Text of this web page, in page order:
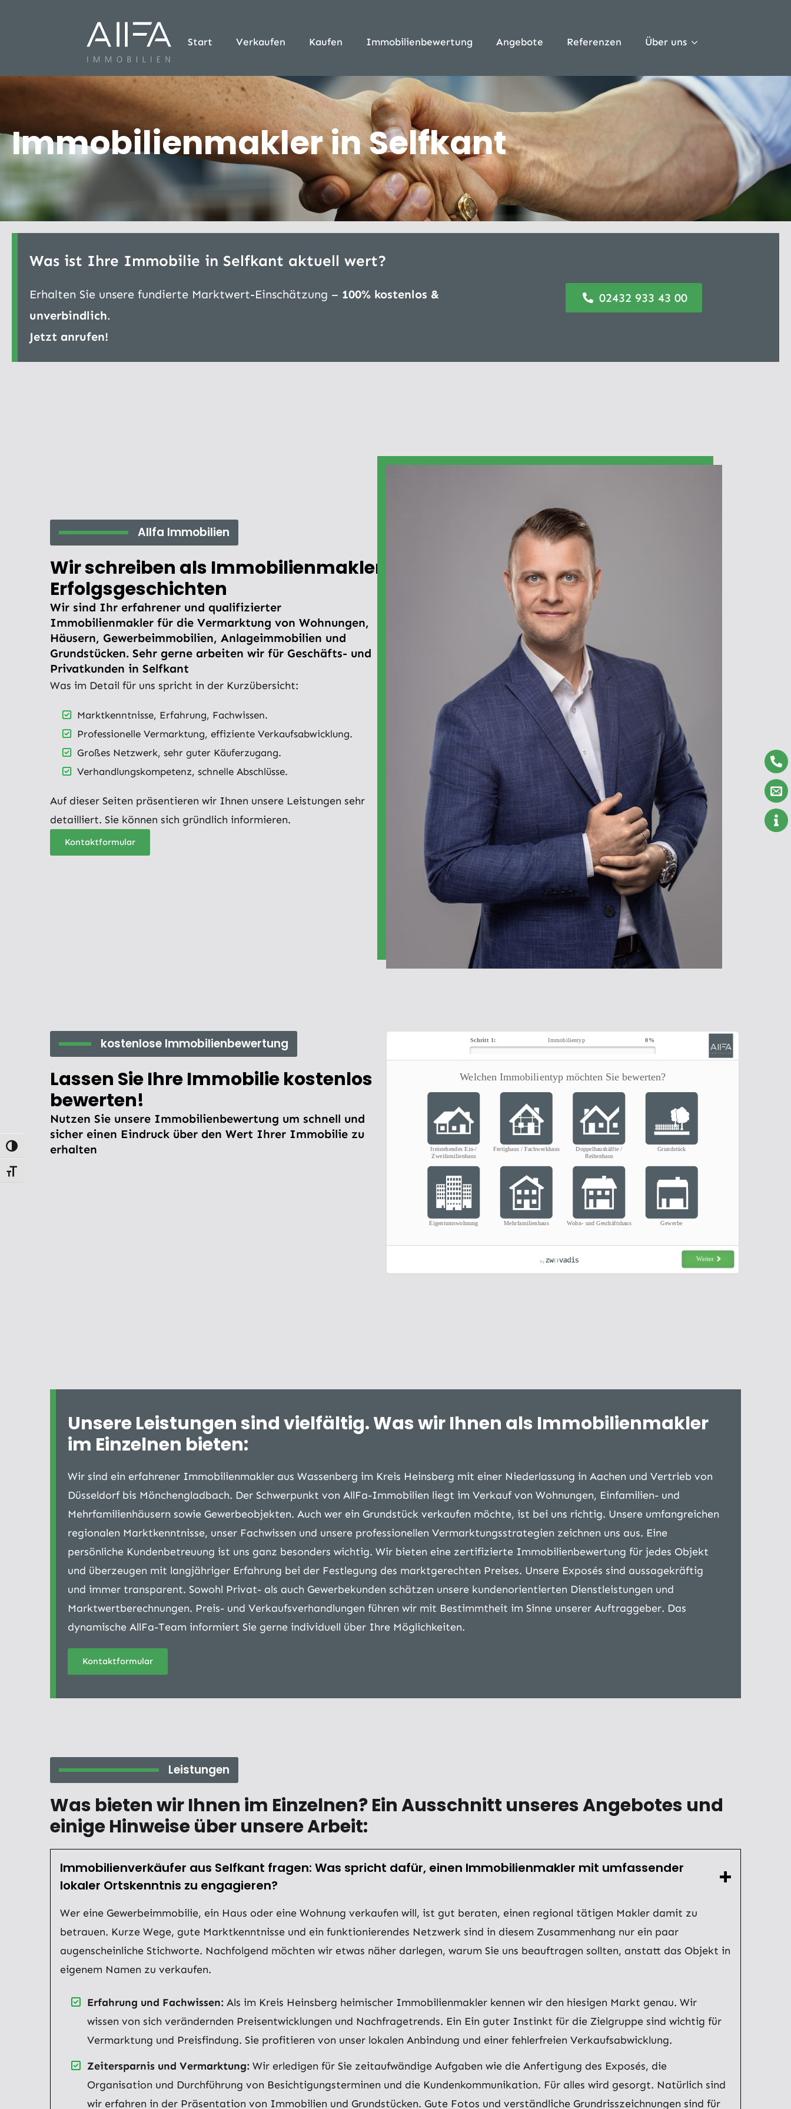
Umschalten auf hohe Kontraste
Schrift vergrößern
Start Verkaufen Kaufen Immobilienbewertung Angebote Referenzen Über uns
Immobilienmakler in Selfkant
Was ist Ihre Immobilie in Selfkant aktuell wert?
Erhalten Sie unsere fundierte Marktwert-Einschätzung – 100% kostenlos &
unverbindlich.
Jetzt anrufen!
02432 933 43 00
Allfa Immobilien
Wir schreiben als Immobilienmakler
Erfolgsgeschichten
Wir sind Ihr erfahrener und qualifizierter
Immobilienmakler für die Vermarktung von Wohnungen,
Häusern, Gewerbeimmobilien, Anlageimmobilien und
Grundstücken. Sehr gerne arbeiten wir für Geschäfts- und
Privatkunden in Selfkant
Was im Detail für uns spricht in der Kurzübersicht:
Marktkenntnisse, Erfahrung, Fachwissen.
Professionelle Vermarktung, effiziente Verkaufsabwicklung.
Großes Netzwerk, sehr guter Käuferzugang.
Verhandlungskompetenz, schnelle Abschlüsse.
Auf dieser Seiten präsentieren wir Ihnen unsere Leistungen sehr
detailliert. Sie können sich gründlich informieren.
Kontaktformular
kostenlose Immobilienbewertung
Lassen Sie Ihre Immobilie kostenlos
bewerten!
Nutzen Sie unsere Immobilienbewertung um schnell und
sicher einen Eindruck über den Wert Ihrer Immobilie zu
erhalten
Unsere Leistungen sind vielfältig. Was wir Ihnen als Immobilienmakler
im Einzelnen bieten:
Wir sind ein erfahrener Immobilienmakler aus Wassenberg im Kreis Heinsberg mit einer Niederlassung in Aachen und Vertrieb von
Düsseldorf bis Mönchengladbach. Der Schwerpunkt von AllFa-Immobilien liegt im Verkauf von Wohnungen, Einfamilien- und
Mehrfamilienhäusern sowie Gewerbeobjekten. Auch wer ein Grundstück verkaufen möchte, ist bei uns richtig. Unsere umfangreichen
regionalen Marktkenntnisse, unser Fachwissen und unsere professionellen Vermarktungsstrategien zeichnen uns aus. Eine
persönliche Kundenbetreuung ist uns ganz besonders wichtig. Wir bieten eine zertifizierte Immobilienbewertung für jedes Objekt
und überzeugen mit langjähriger Erfahrung bei der Festlegung des marktgerechten Preises. Unsere Exposés sind aussagekräftig
und immer transparent. Sowohl Privat- als auch Gewerbekunden schätzen unsere kundenorientierten Dienstleistungen und
Marktwertberechnungen. Preis- und Verkaufsverhandlungen führen wir mit Bestimmtheit im Sinne unserer Auftraggeber. Das
dynamische AllFa-Team informiert Sie gerne individuell über Ihre Möglichkeiten.
Kontaktformular
Leistungen
Was bieten wir Ihnen im Einzelnen? Ein Ausschnitt unseres Angebotes und
einige Hinweise über unsere Arbeit:
Immobilienverkäufer aus Selfkant fragen: Was spricht dafür, einen Immobilienmakler mit umfassender
lokaler Ortskenntnis zu engagieren?
Wer eine Gewerbeimmobilie, ein Haus oder eine Wohnung verkaufen will, ist gut beraten, einen regional tätigen Makler damit zu
betrauen. Kurze Wege, gute Marktkenntnisse und ein funktionierendes Netzwerk sind in diesem Zusammenhang nur ein paar
augenscheinliche Stichworte. Nachfolgend möchten wir etwas näher darlegen, warum Sie uns beauftragen sollten, anstatt das Objekt in
eigenem Namen zu verkaufen.
Erfahrung und Fachwissen: Als im Kreis Heinsberg heimischer Immobilienmakler kennen wir den hiesigen Markt genau. Wir
wissen von sich verändernden Preisentwicklungen und Nachfragetrends. Ein Ein guter Instinkt für die Zielgruppe sind wichtig für
Vermarktung und Preisfindung. Sie profitieren von unser lokalen Anbindung und einer fehlerfreien Verkaufsabwicklung.
Zeitersparnis und Vermarktung: Wir erledigen für Sie zeitaufwändige Aufgaben wie die Anfertigung des Exposés, die
Organisation und Durchführung von Besichtigungsterminen und die Kundenkommunikation. Für alles wird gesorgt. Natürlich sind
wir erfahren in der Präsentation von Immobilien und Grundstücken. Gute Fotos und verständliche Grundrisszeichnungen sind für